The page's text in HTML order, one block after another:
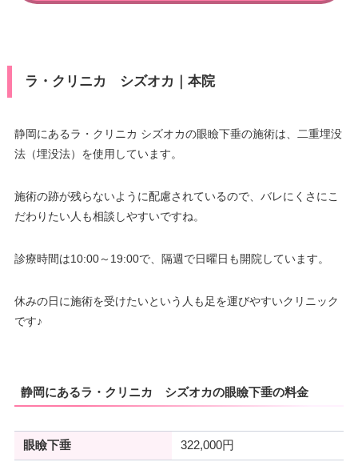
ラ・クリニカ シズオカ｜本院
静岡にあるラ・クリニカ シズオカの眼瞼下垂の施術は、二重埋没
法（埋没法）を使用しています。
施術の跡が残らないように配慮されているので、バレにくさにこ
だわりたい人も相談しやすいですね。
診療時間は10:00～19:00で、隔週で日曜日も開院しています。
休みの日に施術を受けたいという人も足を運びやすいクリニック
です♪
静岡にあるラ・クリニカ シズオカの眼瞼下垂の料金
眼瞼下垂 322,000円